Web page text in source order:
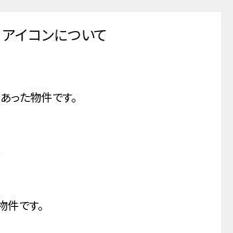
アイコンについて
た物件です。
です。